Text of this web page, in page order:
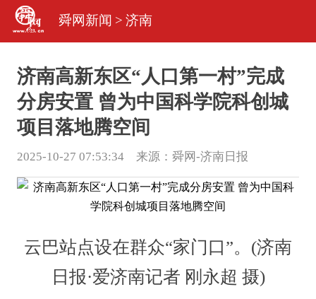
舜网新闻 > 济南
济南高新东区“人口第一村”完成
分房安置 曾为中国科学院科创城
项目落地腾空间
2025-10-27 07:53:34 来源： 舜网-济南日报
云巴站点设在群众“家门口”。(济南
日报·爱济南记者 刚永超 摄)